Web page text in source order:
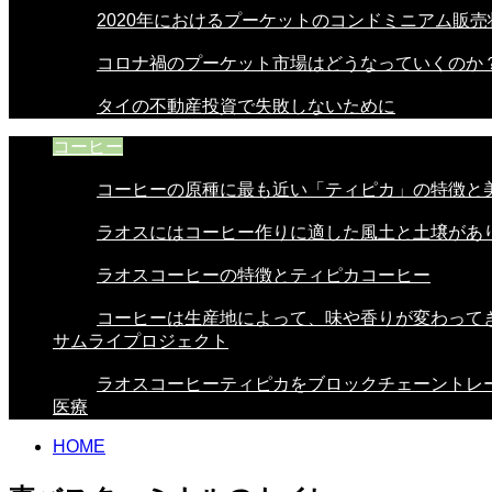
2020年におけるプーケットのコンドミニアム販売
コロナ禍のプーケット市場はどうなっていくのか
タイの不動産投資で失敗しないために
コーヒー
コーヒーの原種に最も近い「ティピカ」の特徴と
ラオスにはコーヒー作りに適した風土と土壌があ
ラオスコーヒーの特徴とティピカコーヒー
コーヒーは生産地によって、味や香りが変わって
サムライプロジェクト
ラオスコーヒーティピカをブロックチェーントレ
医療
HOME